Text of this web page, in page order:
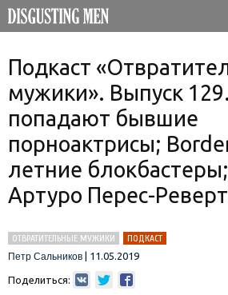
Подкаст
мужики». Выпуск
попадают бывшие
порноактрисы;
летние
Артуро Перес-
ОТВРАТИТЕЛЬНЫЕ МУЖИКИ
ПОДКАСТ
Петр Сальников
11.05.2019
Поделиться: